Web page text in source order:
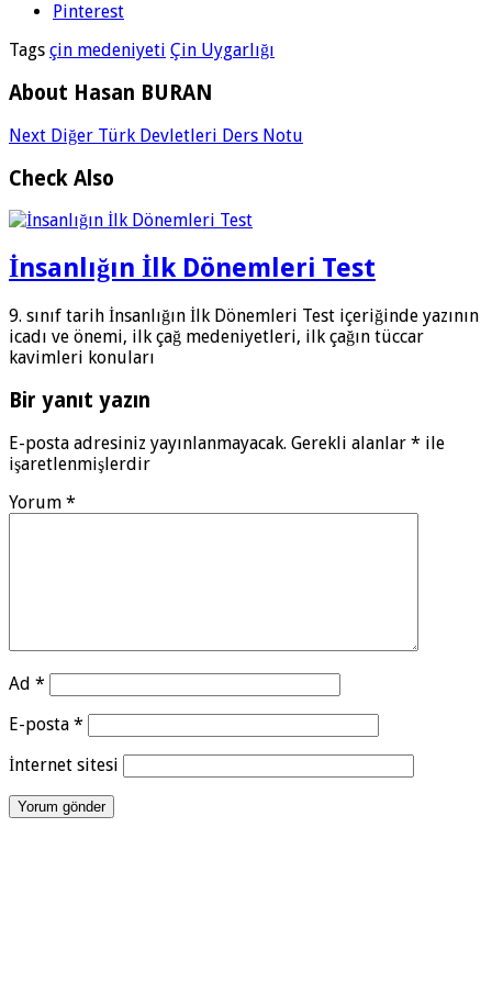
Pinterest
Tags çin medeniyeti Çin Uygarlığı
About Hasan BURAN
Next Diğer Türk Devletleri Ders Notu
Check Also
İnsanlığın İlk Dönemleri Test
9. sınıf tarih İnsanlığın İlk Dönemleri Test içeriğinde yazının
icadı ve önemi, ilk çağ medeniyetleri, ilk çağın tüccar
kavimleri konuları
Bir yanıt yazın
E-posta adresiniz yayınlanmayacak. Gerekli alanlar * ile
işaretlenmişlerdir
Yorum *
Ad *
E-posta *
İnternet sitesi